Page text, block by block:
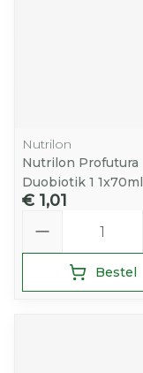
Nutrilon
Nutrilon Profutura
Duobiotik 1 1x70ml
€ 1,01
Bestel